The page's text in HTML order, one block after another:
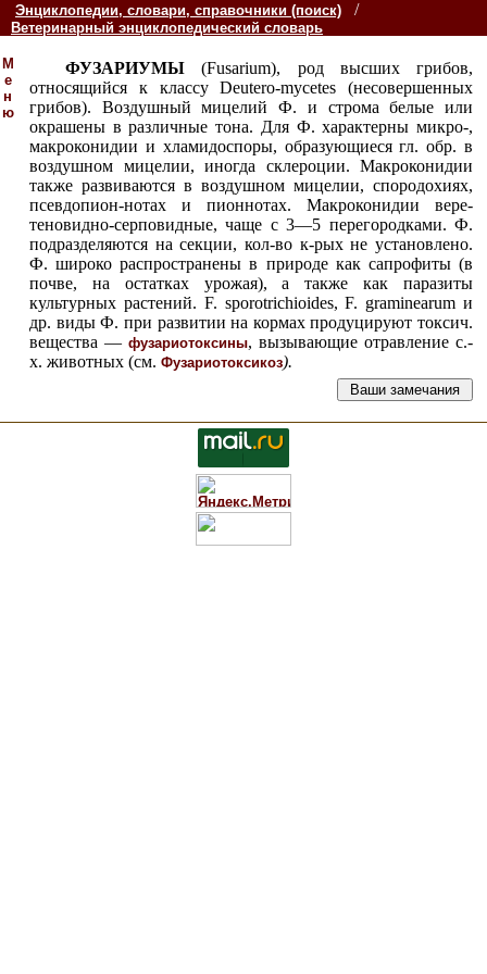
Энциклопедии, словари, справочники (поиск) /
Ветеринарный энциклопедический словарь
М
е
н
ю
ФУЗАРИУМЫ (Fusarium), род высших грибов,
относящийся к классу Deutero-mycetes (несовершенных
грибов). Воздушный мицелий Ф. и строма белые или
окрашены в различные тона. Для Ф. характерны микро-,
макроконидии и хламидоспоры, образующиеся гл. обр. в
воздушном мицелии, иногда склероции. Макроконидии
также развиваются в воздушном мицелии, спородохиях,
псевдопион-нотах и пионнотах. Макроконидии вере-
теновидно-серповидные, чаще с 3—5 перегородками. Ф.
подразделяются на секции, кол-во к-рых не установлено.
Ф. широко распространены в природе как сапрофиты (в
почве, на остатках урожая), а также как паразиты
культурных растений. F. sporotrichioides, F. graminearum и
др. виды Ф. при развитии на кормах продуцируют токсич.
вещества — фузариотоксины, вызывающие отравление с.-
х. животных (см. Фузариотоксикоз).